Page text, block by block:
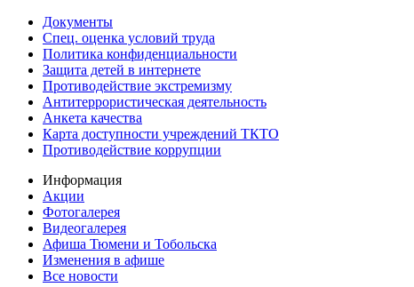
Документы
Спец. оценка условий труда
Политика конфиденциальности
Защита детей в интернете
Противодействие экстремизму
Антитеррористическая деятельность
Анкета качества
Карта доступности учреждений ТКТО
Противодействие коррупции
Информация
Акции
Фотогалерея
Видеогалерея
Афиша Тюмени и Тобольска
Изменения в афише
Все новости